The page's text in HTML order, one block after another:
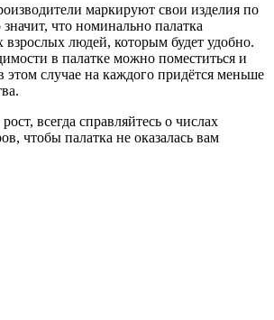
маркируют свои изделия по
что номинально палатка
взрослых людей, которым будет удобно.
в палатке можно поместиться и
этом случае на каждого придётся меньше
всегда справляйтесь о числах
чтобы палатка не оказалась вам